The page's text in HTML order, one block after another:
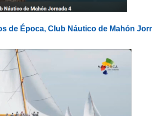
de Época, Club Náutico de Mahón